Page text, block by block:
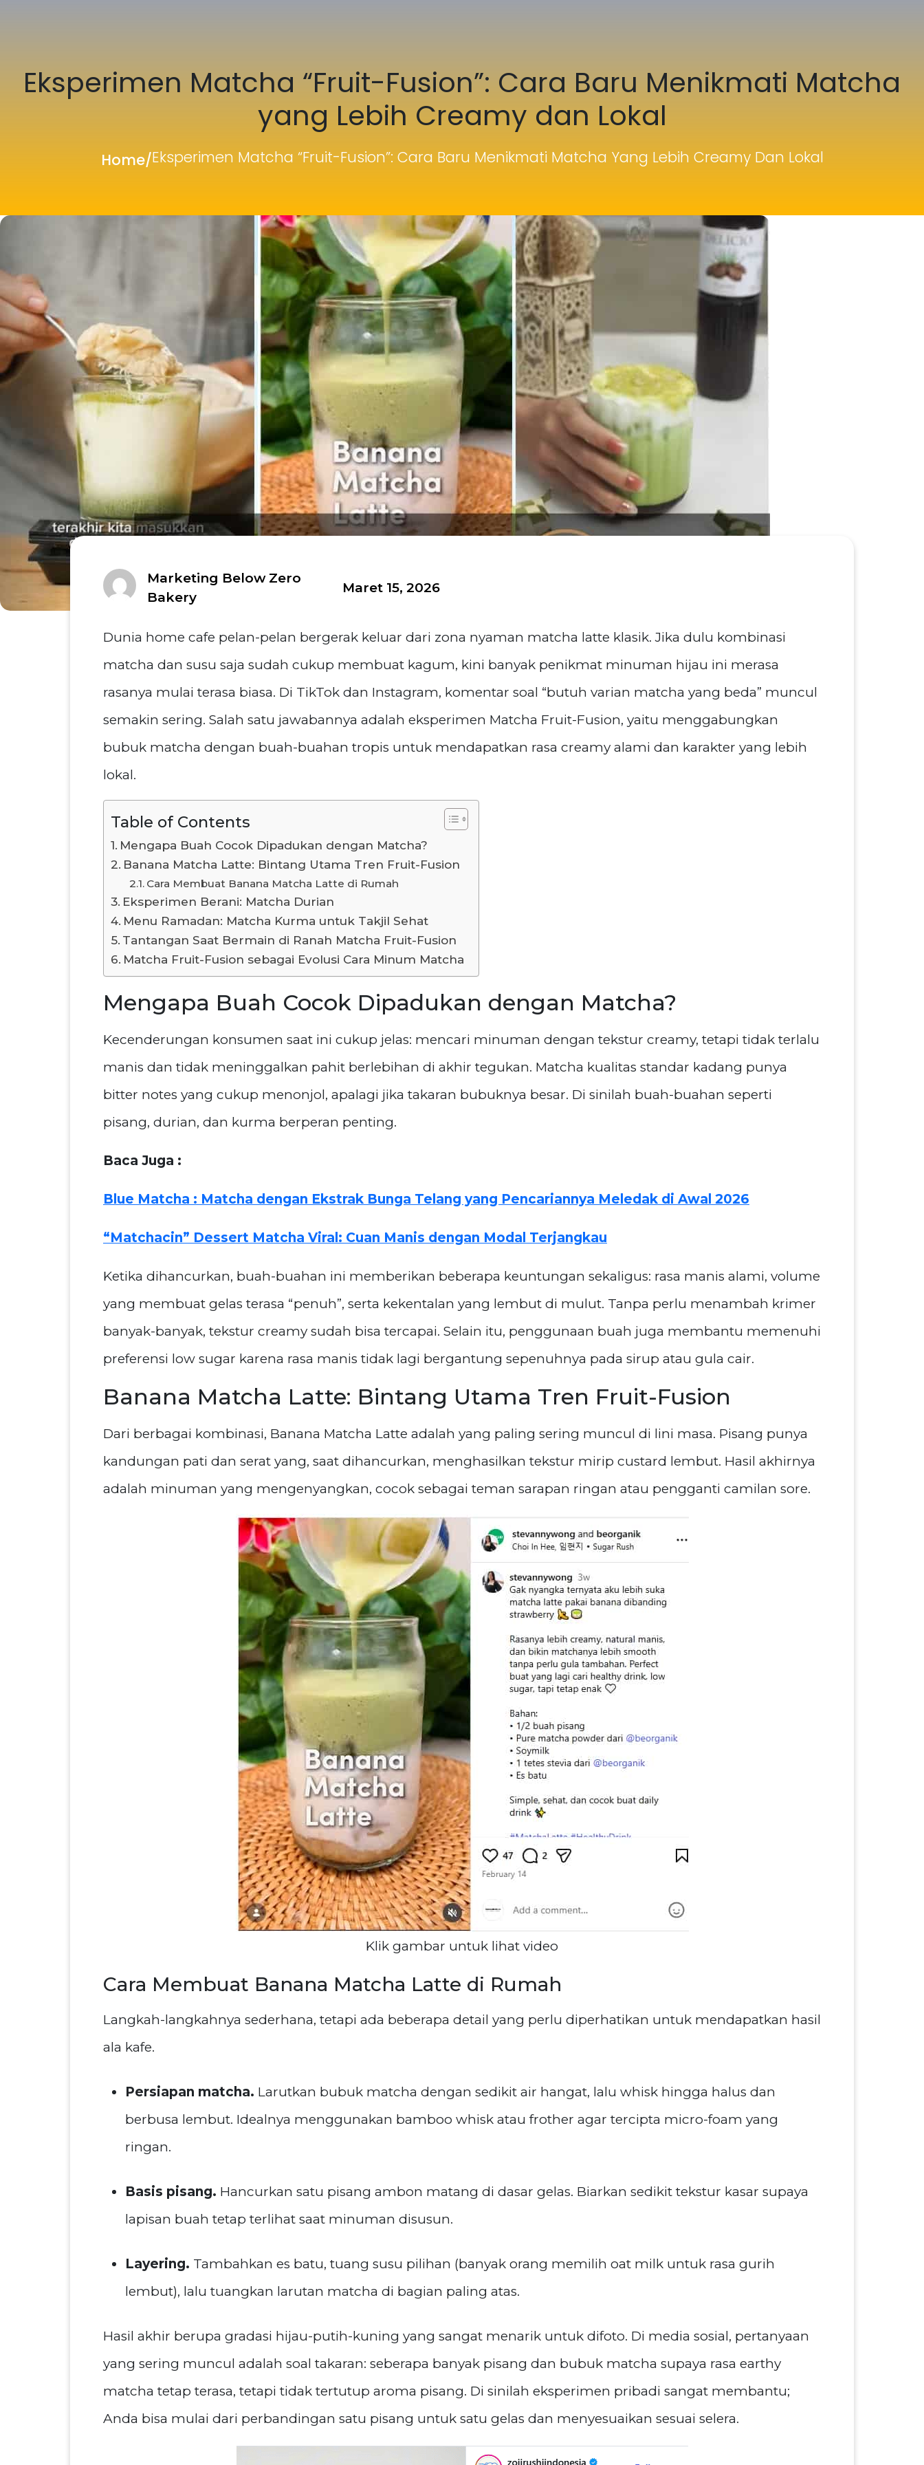
Eksperimen Matcha “Fruit-Fusion”: Cara Baru Menikmati Matcha
yang Lebih Creamy dan Lokal
Home/Eksperimen Matcha “Fruit-Fusion”: Cara Baru Menikmati Matcha Yang Lebih Creamy Dan Lokal
Marketing Below Zero
Bakery
Maret 15, 2026
Dunia home cafe pelan-pelan bergerak keluar dari zona nyaman matcha latte klasik. Jika dulu kombinasi
matcha dan susu saja sudah cukup membuat kagum, kini banyak penikmat minuman hijau ini merasa
rasanya mulai terasa biasa. Di TikTok dan Instagram, komentar soal “butuh varian matcha yang beda” muncul
semakin sering. Salah satu jawabannya adalah eksperimen Matcha Fruit-Fusion, yaitu menggabungkan
bubuk matcha dengan buah-buahan tropis untuk mendapatkan rasa creamy alami dan karakter yang lebih
lokal.
Table of Contents
Mengapa Buah Cocok Dipadukan dengan Matcha?
Banana Matcha Latte: Bintang Utama Tren Fruit-Fusion
Cara Membuat Banana Matcha Latte di Rumah
Eksperimen Berani: Matcha Durian
Menu Ramadan: Matcha Kurma untuk Takjil Sehat
Tantangan Saat Bermain di Ranah Matcha Fruit-Fusion
Matcha Fruit-Fusion sebagai Evolusi Cara Minum Matcha
Mengapa Buah Cocok Dipadukan dengan Matcha?
Kecenderungan konsumen saat ini cukup jelas: mencari minuman dengan tekstur creamy, tetapi tidak terlalu
manis dan tidak meninggalkan pahit berlebihan di akhir tegukan. Matcha kualitas standar kadang punya
bitter notes yang cukup menonjol, apalagi jika takaran bubuknya besar. Di sinilah buah-buahan seperti
pisang, durian, dan kurma berperan penting.
Baca Juga :
Blue Matcha : Matcha dengan Ekstrak Bunga Telang yang Pencariannya Meledak di Awal 2026
“Matchacin” Dessert Matcha Viral: Cuan Manis dengan Modal Terjangkau
Ketika dihancurkan, buah-buahan ini memberikan beberapa keuntungan sekaligus: rasa manis alami, volume
yang membuat gelas terasa “penuh”, serta kekentalan yang lembut di mulut. Tanpa perlu menambah krimer
banyak-banyak, tekstur creamy sudah bisa tercapai. Selain itu, penggunaan buah juga membantu memenuhi
preferensi low sugar karena rasa manis tidak lagi bergantung sepenuhnya pada sirup atau gula cair.
Banana Matcha Latte: Bintang Utama Tren Fruit-Fusion
Dari berbagai kombinasi, Banana Matcha Latte adalah yang paling sering muncul di lini masa. Pisang punya
kandungan pati dan serat yang, saat dihancurkan, menghasilkan tekstur mirip custard lembut. Hasil akhirnya
adalah minuman yang mengenyangkan, cocok sebagai teman sarapan ringan atau pengganti camilan sore.
Klik gambar untuk lihat video
Cara Membuat Banana Matcha Latte di Rumah
Langkah-langkahnya sederhana, tetapi ada beberapa detail yang perlu diperhatikan untuk mendapatkan hasil
ala kafe.
Persiapan matcha. Larutkan bubuk matcha dengan sedikit air hangat, lalu whisk hingga halus dan
berbusa lembut. Idealnya menggunakan bamboo whisk atau frother agar tercipta micro-foam yang
ringan.
Basis pisang. Hancurkan satu pisang ambon matang di dasar gelas. Biarkan sedikit tekstur kasar supaya
lapisan buah tetap terlihat saat minuman disusun.
Layering. Tambahkan es batu, tuang susu pilihan (banyak orang memilih oat milk untuk rasa gurih
lembut), lalu tuangkan larutan matcha di bagian paling atas.
Hasil akhir berupa gradasi hijau-putih-kuning yang sangat menarik untuk difoto. Di media sosial, pertanyaan
yang sering muncul adalah soal takaran: seberapa banyak pisang dan bubuk matcha supaya rasa earthy
matcha tetap terasa, tetapi tidak tertutup aroma pisang. Di sinilah eksperimen pribadi sangat membantu;
Anda bisa mulai dari perbandingan satu pisang untuk satu gelas dan menyesuaikan sesuai selera.